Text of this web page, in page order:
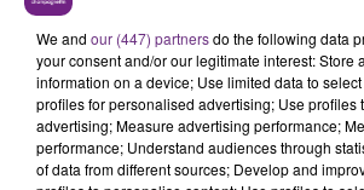
We and our (447) partnersdo the following data
your consent and/or our legitimate interest: Store
information on a device; Use limited data to
profiles for personalised advertising; Use profiles
advertising; Measure advertising performance;
performance; Understand audiences through
of data from different sources; Develop and